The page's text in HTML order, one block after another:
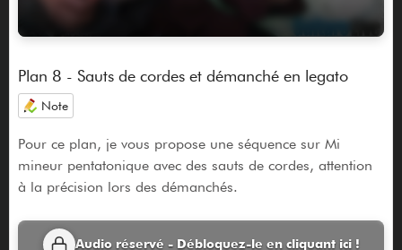
Plan 8 - Sauts de cordes et démanché en legato
Note
Pour ce plan, je vous propose une séquence sur Mi
mineur pentatonique avec des sauts de cordes, attention
à la précision lors des démanchés.
Audio réservé - Débloquez-le en cliquant ici !